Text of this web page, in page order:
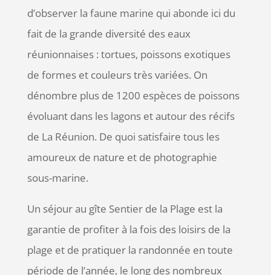
d’observer la faune marine qui abonde ici du
fait de la grande diversité des eaux
réunionnaises : tortues, poissons exotiques
de formes et couleurs très variées. On
dénombre plus de 1200 espèces de poissons
évoluant dans les lagons et autour des récifs
de La Réunion. De quoi satisfaire tous les
amoureux de nature et de photographie
sous-marine.
Un séjour au gîte Sentier de la Plage est la
garantie de profiter à la fois des loisirs de la
plage et de pratiquer la randonnée en toute
période de l’année, le long des nombreux